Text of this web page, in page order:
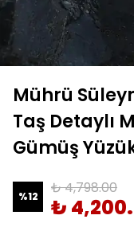
Mührü
Taş Detaylı
Gümüş
%12 ₺ 4,798.00
₺